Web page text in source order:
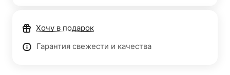
Хочу в подарок
Гарантия свежести и качества